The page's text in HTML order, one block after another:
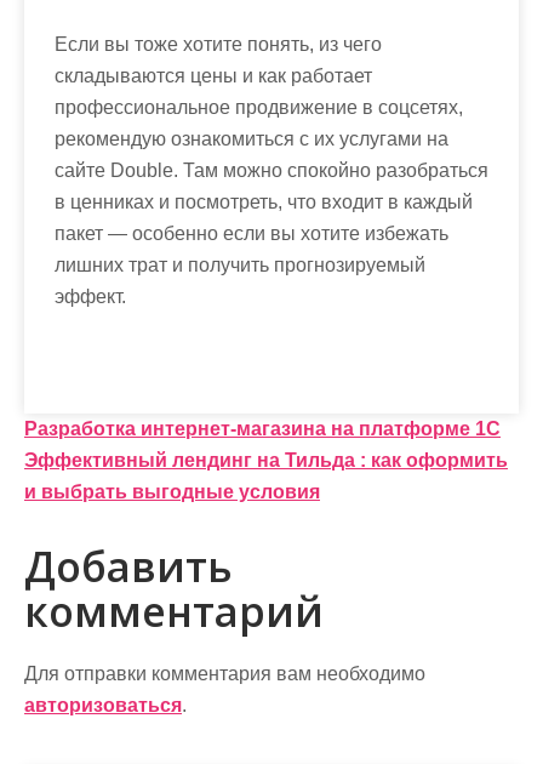
Если вы тоже хотите понять, из чего
складываются цены и как работает
профессиональное продвижение в соцсетях,
рекомендую ознакомиться с их услугами на
сайте Double. Там можно спокойно разобраться
в ценниках и посмотреть, что входит в каждый
пакет — особенно если вы хотите избежать
лишних трат и получить прогнозируемый
эффект.
Н
а
и
г
а
ц
Разработка интернет-магазина на платформе 1С
Эффективный лендинг на Тильда : как оформить
и выбрать выгодные условия
Добавить
комментарий
Для отправки комментария вам необходимо
авторизоваться.